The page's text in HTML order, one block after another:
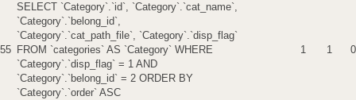
55
SELECT `Category`.`id`, `Category`.`cat_name`,
`Category`.`belong_id`,
`Category`.`cat_path_file`, `Category`.`disp_flag`
FROM `categories` AS `Category` WHERE
`Category`.`disp_flag` = 1 AND
`Category`.`belong_id` = 2 ORDER BY
`Category`.`order` ASC
1 1 0